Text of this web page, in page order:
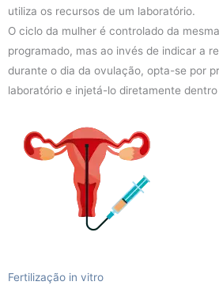
utiliza os recursos de um laboratório.
O ciclo da mulher é controlado da
programado, mas ao invés de indicar a
durante o dia da ovulação, opta-se por
laboratório e injetá-lo diretamente
Fertilização in vitro